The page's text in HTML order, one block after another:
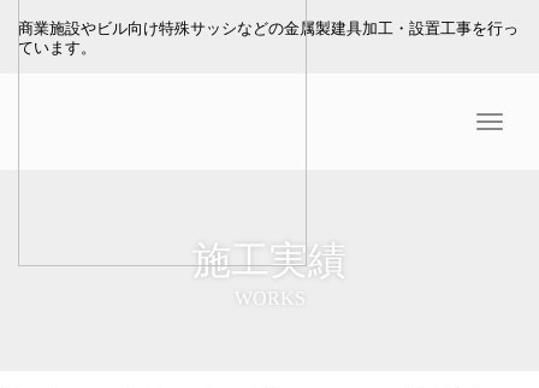
商業施設やビル向け特殊サッシなどの金属製建具加工・設置工事を行っ
ています。
Menu
施工実績
WORKS